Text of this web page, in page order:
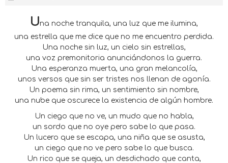
Una noche tranquila, una luz que me ilumina,
una estrella que me dice que no me encuentro perdida.
Una noche sin luz, un cielo sin estrellas,
una voz premonitoria anunciándonos la guerra.
Una esperanza muerta, una gran melancolía,
unos versos que sin ser tristes nos llenan de agonía.
Un poema sin rima, un sentimiento sin nombre,
una nube que oscurece la existencia de algún hombre.
Un ciego que no ve, un mudo que no habla,
un sordo que no oye pero sabe lo que pasa.
Un lucero que se escapa, una niña que se asusta,
un ciego que no ve pero sabe lo que busca.
Un rico que se queja, un desdichado que canta,